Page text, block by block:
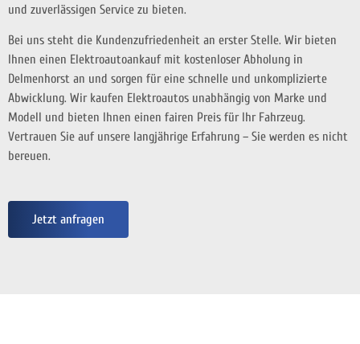
und zuverlässigen Service zu bieten.
Bei uns steht die Kundenzufriedenheit an erster Stelle. Wir bieten
Ihnen einen Elektroautoankauf mit kostenloser Abholung in
Delmenhorst an und sorgen für eine schnelle und unkomplizierte
Abwicklung. Wir kaufen Elektroautos unabhängig von Marke und
Modell und bieten Ihnen einen fairen Preis für Ihr Fahrzeug.
Vertrauen Sie auf unsere langjährige Erfahrung – Sie werden es nicht
bereuen.
Jetzt anfragen